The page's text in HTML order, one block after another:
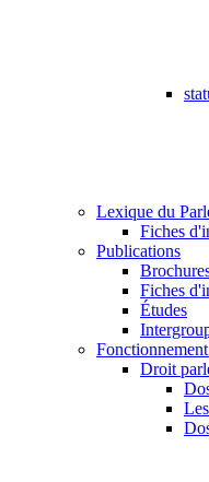
Lexique du
Fiches
Publications
Fiches
Études
Droit